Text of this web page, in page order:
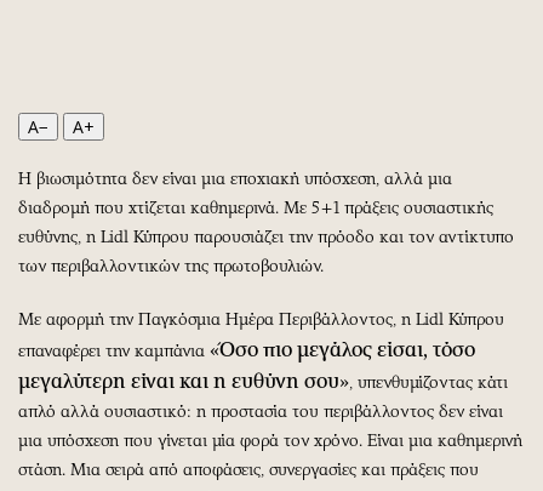
Παράξενα
Πολιτισμός
Σινεμά
Θέατρο-Χορός
Μουσική
Βιβλίο
Χειρόγραφα
Wine routes
Podcasts
Uncut
Προσωπικότητες στην ''Κ''
Επιστολές
A− A+
Η βιωσιμότητα δεν είναι μια εποχιακή υπόσχεση, αλλά μια
διαδρομή που χτίζεται καθημερινά. Με 5+1 πράξεις ουσιαστικής
ευθύνης, η Lidl Κύπρου παρουσιάζει την πρόοδο και τον αντίκτυπο
των περιβαλλοντικών της πρωτοβουλιών.
Με αφορμή την Παγκόσμια Ημέρα Περιβάλλοντος, η Lidl Κύπρου
επαναφέρει την καμπάνια «Όσο πιο μεγάλος είσαι, τόσο
μεγαλύτερη είναι και η ευθύνη σου», υπενθυμίζοντας κάτι
απλό αλλά ουσιαστικό: η προστασία του περιβάλλοντος δεν είναι
μια υπόσχεση που γίνεται μία φορά τον χρόνο. Είναι μια καθημερινή
στάση. Μια σειρά από αποφάσεις, συνεργασίες και πράξεις που